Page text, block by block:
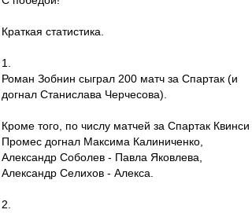
Краткая статистика.
1.
Роман Зобнин сыграл 200 матч за Спартак (и
догнал Станислава Черчесова).
Кроме того, по числу матчей за Спартак Квинси
Промес догнал Максима Калиниченко,
Александр Соболев - Павла Яковлева,
Александр Селихов - Алекса.
2.